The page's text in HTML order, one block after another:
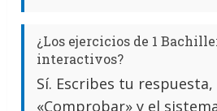
¿Los ejercicios de 1
interactivos?
Sí. Escribes tu
«Comprobar» y el